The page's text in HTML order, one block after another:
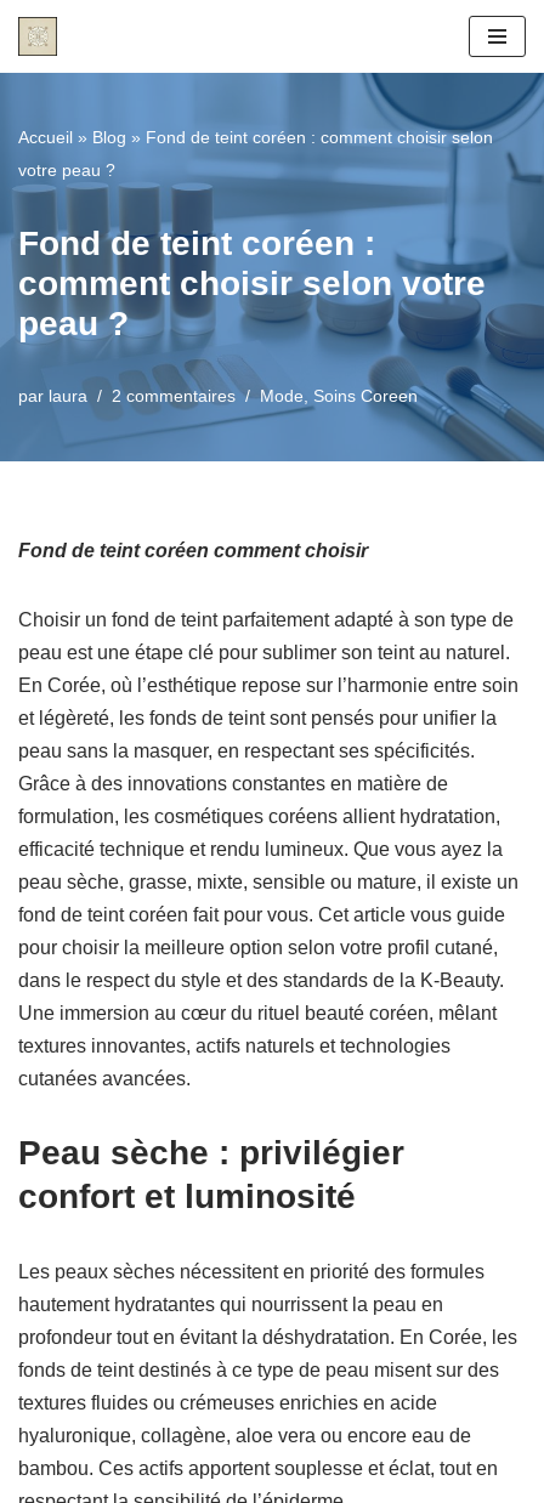
contenu
Accueil » Blog » Fond de teint coréen : comment choisir selon
votre peau ?
Fond de teint coréen :
comment choisir selon votre
peau ?
par laura 2 commentaires Mode Soins Coreen
Fond de teint coréen comment choisir
Choisir un fond de teint parfaitement adapté à son type de
peau est une étape clé pour sublimer son teint au naturel.
En Corée, où l’esthétique repose sur l’harmonie entre soin
et légèreté, les fonds de teint sont pensés pour unifier la
peau sans la masquer, en respectant ses spécificités.
Grâce à des innovations constantes en matière de
formulation, les cosmétiques coréens allient hydratation,
efficacité technique et rendu lumineux. Que vous ayez la
peau sèche, grasse, mixte, sensible ou mature, il existe un
fond de teint coréen fait pour vous. Cet article vous guide
pour choisir la meilleure option selon votre profil cutané,
dans le respect du style et des standards de la K-Beauty.
Une immersion au cœur du rituel beauté coréen, mêlant
textures innovantes, actifs naturels et technologies
cutanées avancées.
Peau sèche : privilégier
confort et luminosité
Les peaux sèches nécessitent en priorité des formules
hautement hydratantes qui nourrissent la peau en
profondeur tout en évitant la déshydratation. En Corée, les
fonds de teint destinés à ce type de peau misent sur des
textures fluides ou crémeuses enrichies en acide
hyaluronique, collagène, aloe vera ou encore eau de
bambou. Ces actifs apportent souplesse et éclat, tout en